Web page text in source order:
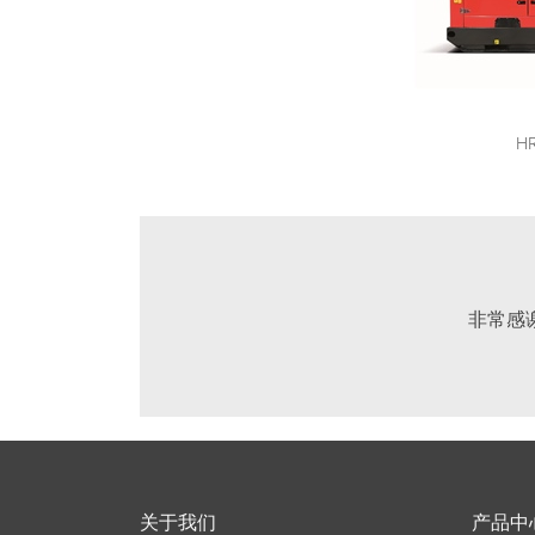
非常感
关于我们 产品中